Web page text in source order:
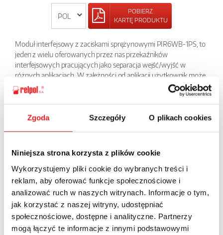
Zgoda Szczegóły O plikach cookies
Niniejsza strona korzysta z plików cookie
Wykorzystujemy pliki cookie do wybranych treści i
reklam, aby oferować funkcje społecznościowe i
analizować ruch w naszych witrynach. Informacje o tym,
jak korzystać z naszej witryny, udostępniać
społecznościowe, dostępne i analityczne. Partnerzy
mogą łączyć te informacje z innymi podstawowymi
POBIERZ
KARTĘ PRODUKTU
Moduł interfejsowy z zaciskami sprężynowymi PIR6WB-1PS, to
jeden z wielu oferowanych przez nas przekaźników
interfejsowych pracujących jako separacja wejść/wyjść w
różnych aplikacjach. W zależności od aplikacji użytkownik może
sam określić jaki przekaźnik wykonawczy do tego modułu
zastosuje: elektromagnetyczny RM699B lub półprzewodnikowy
serii RSR30. W tej grupie produktów znajduje się też przekaźnik z
wbudowanym filtrem przeciwzakłóceniowym do długich linii
Zapytaj o szczegóły oferty